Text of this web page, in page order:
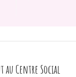
au Centre Social